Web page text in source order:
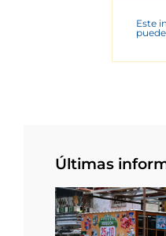
Este
Últimas